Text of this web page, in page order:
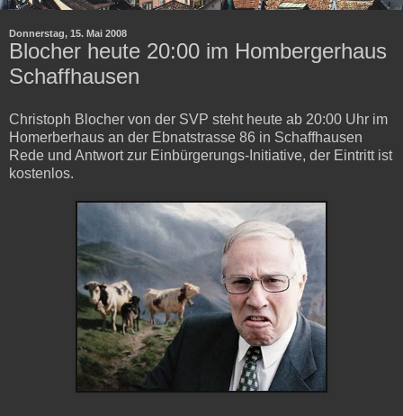
Donnerstag, 15. Mai 2008
Blocher heute 20:00 im Hombergerhaus
Schaffhausen
Christoph Blocher von der SVP steht heute ab 20:00 Uhr im
Homerberhaus an der Ebnatstrasse 86 in Schaffhausen
Rede und Antwort zur Einbürgerungs-Initiative, der Eintritt ist
kostenlos.